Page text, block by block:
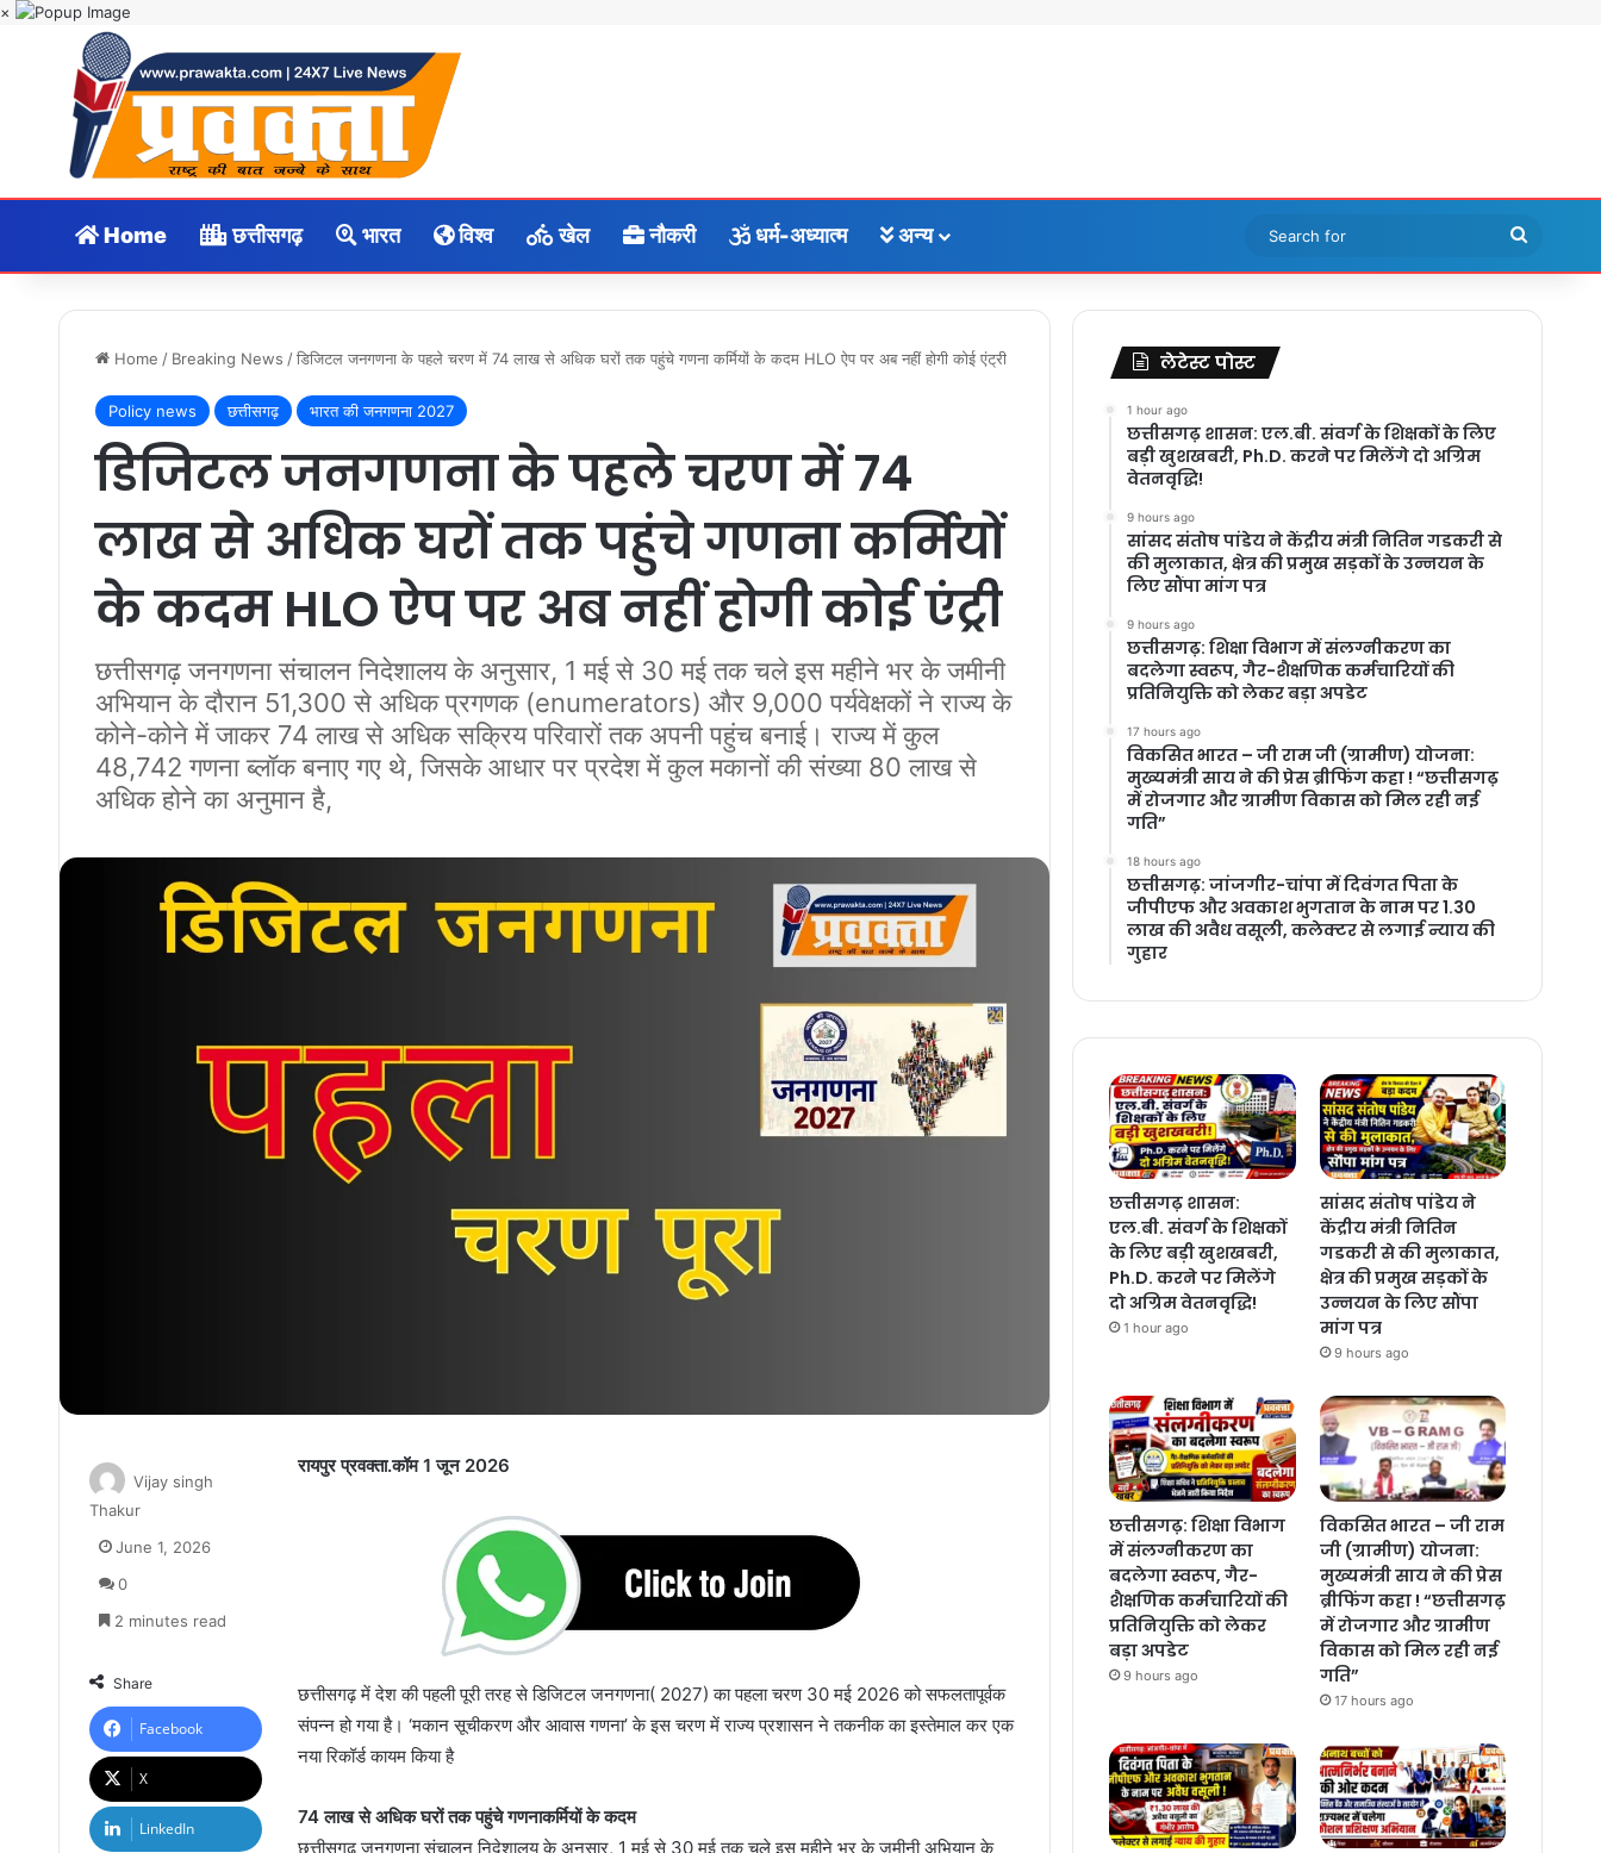
×
Home छत्तीसगढ़ भारत विश्व खेल नौकरी धर्म-अध्यात्म अन्य
Search
for
Home / Breaking News / डिजिटल जनगणना के पहले चरण में ​74 लाख से अधिक घरों तक पहुंचे गणना कर्मियों के कदम HLO ऐप पर अब नहीं होगी कोई एंट्री
Policy news छत्तीसगढ़ भारत की जनगणना 2027
डिजिटल जनगणना के पहले चरण में ​74
लाख से अधिक घरों तक पहुंचे गणना कर्मियों
के कदम HLO ऐप पर अब नहीं होगी कोई एंट्री
​छत्तीसगढ़ जनगणना संचालन निदेशालय के अनुसार, 1 मई से 30 मई तक चले इस महीने भर के जमीनी
अभियान के दौरान 51,300 से अधिक प्रगणक (enumerators) और 9,000 पर्यवेक्षकों ने राज्य के
कोने-कोने में जाकर 74 लाख से अधिक सक्रिय परिवारों तक अपनी पहुंच बनाई। राज्य में कुल
48,742 गणना ब्लॉक बनाए गए थे, जिसके आधार पर प्रदेश में कुल मकानों की संख्या 80 लाख से
अधिक होने का अनुमान है,
रायपुर प्रवक्ता.कॉम 1 जून 2026
छत्तीसगढ़ में देश की पहली पूरी तरह से डिजिटल जनगणना( 2027) का पहला चरण 30 मई 2026 को सफलतापूर्वक
संपन्न हो गया है। ‘मकान सूचीकरण और आवास गणना’ के इस चरण में राज्य प्रशासन ने तकनीक का इस्तेमाल कर एक
नया रिकॉर्ड कायम किया है
74 लाख से अधिक घरों तक पहुंचे गणनाकर्मियों के कदम
​छत्तीसगढ़ जनगणना संचालन निदेशालय के अनुसार, 1 मई से 30 मई तक चले इस महीने भर के जमीनी अभियान के
Vijay singh
Thakur
June 1, 2026
0
2 minutes read
Share
Facebook
X
LinkedIn
लेटेस्ट पोस्ट
1 hour ago
छत्तीसगढ़ शासन: एल.बी. संवर्ग के शिक्षकों के लिए
बड़ी खुशखबरी, Ph.D. करने पर मिलेंगे दो अग्रिम
वेतनवृद्धि!
9 hours ago
सांसद संतोष पांडेय ने केंद्रीय मंत्री नितिन गडकरी से
की मुलाकात, क्षेत्र की प्रमुख सड़कों के उन्नयन के
लिए सौंपा मांग पत्र
9 hours ago
छत्तीसगढ़: शिक्षा विभाग में संलग्नीकरण का
बदलेगा स्वरूप, गैर-शैक्षणिक कर्मचारियों की
प्रतिनियुक्ति को लेकर बड़ा अपडेट
17 hours ago
विकसित भारत – जी राम जी (ग्रामीण) योजना:
मुख्यमंत्री साय ने की प्रेस ब्रीफिंग कहा ! “छत्तीसगढ़
में रोजगार और ग्रामीण विकास को मिल रही नई
गति”
18 hours ago
छत्तीसगढ़: जांजगीर-चांपा में दिवंगत पिता के
जीपीएफ और अवकाश भुगतान के नाम पर 1.30
लाख की अवैध वसूली, कलेक्टर से लगाई न्याय की
गुहार
छत्तीसगढ़ शासन:
एल.बी. संवर्ग के शिक्षकों
के लिए बड़ी खुशखबरी,
Ph.D. करने पर मिलेंगे
दो अग्रिम वेतनवृद्धि!
1 hour ago
सांसद संतोष पांडेय ने
केंद्रीय मंत्री नितिन
गडकरी से की मुलाकात,
क्षेत्र की प्रमुख सड़कों के
उन्नयन के लिए सौंपा
मांग पत्र
9 hours ago
छत्तीसगढ़: शिक्षा विभाग
में संलग्नीकरण का
बदलेगा स्वरूप, गैर-
शैक्षणिक कर्मचारियों की
प्रतिनियुक्ति को लेकर
बड़ा अपडेट
9 hours ago
विकसित भारत – जी राम
जी (ग्रामीण) योजना:
मुख्यमंत्री साय ने की प्रेस
ब्रीफिंग कहा ! “छत्तीसगढ़
में रोजगार और ग्रामीण
विकास को मिल रही नई
गति”
17 hours ago